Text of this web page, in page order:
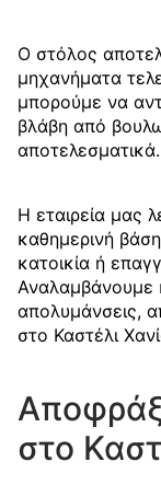
Ο στόλος
μηχανήματα
μπορούμε να
βλάβη από
αποτελεσματικά.
Η εταιρεία μας
καθημερινή
κατοικία ή
Αναλαμβάνουμε
απολυμάνσεις,
στο Καστέλι
στο